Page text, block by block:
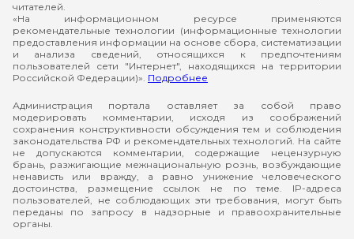
читателей.
«На информационном ресурсе применяются
рекомендательные технологии (информационные технологии
предоставления информации на основе сбора, систематизации
и анализа сведений, относящихся к предпочтениям
пользователей сети "Интернет", находящихся на территории
Российской Федерации)». Подробнее
Администрация портала оставляет за собой право
модерировать комментарии, исходя из соображений
сохранения конструктивности обсуждения тем и соблюдения
законодательства РФ и рекомендательных технологий. На сайте
не допускаются комментарии, содержащие нецензурную
брань, разжигающие межнациональную рознь, возбуждающие
ненависть или вражду, а равно унижение человеческого
достоинства, размещение ссылок не по теме. IP-адреса
пользователей, не соблюдающих эти требования, могут быть
переданы по запросу в надзорные и правоохранительные
органы.